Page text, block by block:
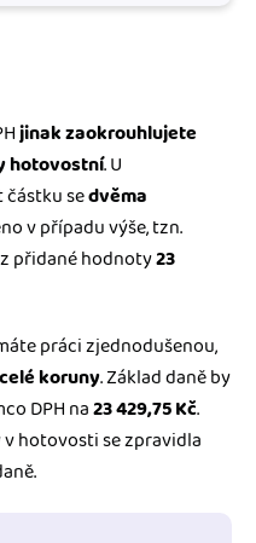
jinak zaokrouhlujete
hotovostní. U
sedvěma
v případu výše, tzn.
přidané hodnoty23
práci zjednodušenou,
celé koruny. Základ daně by
DPH na23 429,75Kč.
hotovosti se zpravidla